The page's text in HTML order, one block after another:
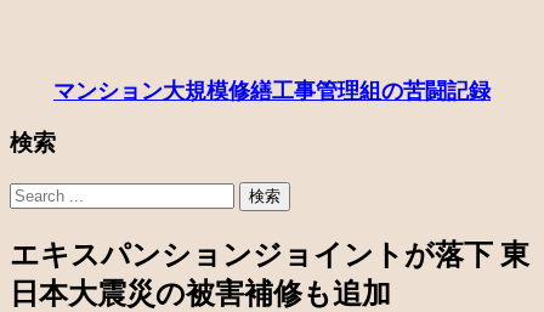
マンション大規模修繕工事管理組の苦闘記録
検索
エキスパンションジョイントが落下 東
日本大震災の被害補修も追加